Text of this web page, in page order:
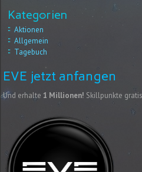
Kategorien
Aktionen
Allgemein
Tagebuch
EVE jetzt anfangen
Und erhalte 1 Millionen! Skillpunkte